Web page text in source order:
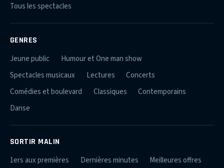
Tous les spectacles
GENRES
Jeune public
Humour et One man show
Spectacles musicaux
Lectures
Concerts
Comédies et boulevard
Classiques
Contemporains
Danse
SORTIR MALIN
1ers aux premières Dernières minutes Meilleures offres